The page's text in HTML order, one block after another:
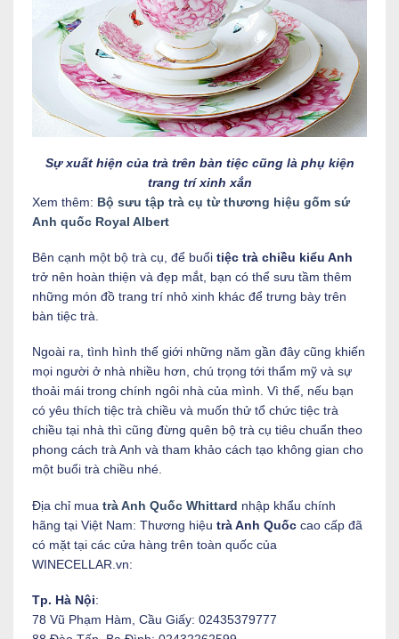
Sự xuất hiện của trà trên bàn tiệc cũng là phụ kiện
trang trí xinh xắn
Xem thêm: Bộ sưu tập trà cụ từ thương hiệu gốm sứ
Anh quốc Royal Albert
Bên cạnh một bộ trà cụ, để buổi tiệc trà chiều kiểu Anh
trở nên hoàn thiện và đẹp mắt, bạn có thể sưu tầm thêm
những món đồ trang trí nhỏ xinh khác để trưng bày trên
bàn tiệc trà.
Ngoài ra, tình hình thế giới những năm gần đây cũng khiến
mọi người ở nhà nhiều hơn, chú trọng tới thẩm mỹ và sự
thoải mái trong chính ngôi nhà của mình. Vì thế, nếu bạn
có yêu thích tiệc trà chiều và muốn thử tổ chức tiệc trà
chiều tại nhà thì cũng đừng quên bộ trà cụ tiêu chuẩn theo
phong cách trà Anh và tham khảo cách tạo không gian cho
một buổi trà chiều nhé.
Địa chỉ mua trà Anh Quốc Whittard nhập khẩu chính
hãng tại Việt Nam: Thương hiệu trà Anh Quốc cao cấp đã
có mặt tại các cửa hàng trên toàn quốc của
WINECELLAR.vn:
Tp. Hà Nội:
78 Vũ Phạm Hàm, Cầu Giấy: 02435379777